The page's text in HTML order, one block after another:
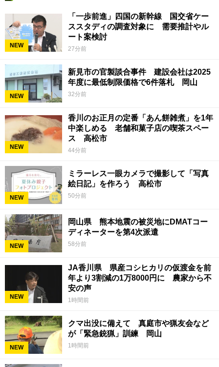
NEW
「一歩前進」四国の新幹線 国交省ケー
ススタディの調査対象に 需要推計やル
ート案検討
27分前
NEW
新見市の官製談合事件 建設会社は2025
年度に最低制限価格で6件落札 岡山
32分前
NEW
香川のお正月の定番「あん餅雑煮」を1年
中楽しめる 老舗和菓子店の喫茶スペー
ス 高松市
44分前
NEW
ミラーレス一眼カメラで撮影して「写真
絵日記」を作ろう 高松市
50分前
NEW
岡山県 熊本地震の被災地にDMATコー
ディネーターを第4次派遣
58分前
NEW
JA香川県 県産コシヒカリの仮渡金を前
年より3割減の1万8000円に 農家から不
安の声
1時間前
NEW
クマ出没に備えて 真庭市や猟友会など
が「緊急銃猟」訓練 岡山
1時間前